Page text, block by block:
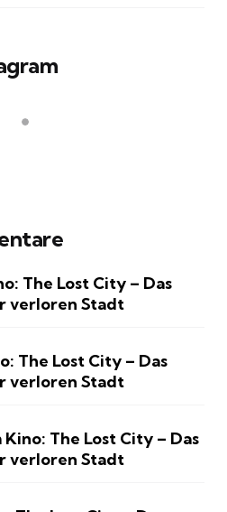
The Lost City – Das
verloren Stadt
The Lost City – Das
verloren Stadt
Kino: The Lost City – Das
verloren Stadt